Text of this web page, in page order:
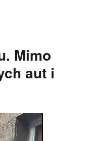
Mimo
aut i